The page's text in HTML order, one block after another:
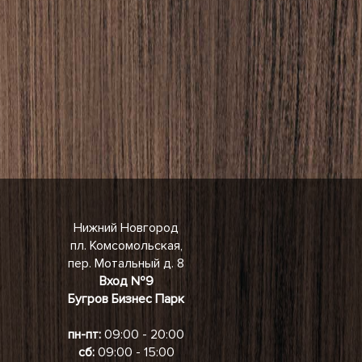
Нижний Новгород
пл. Комсомольская,
пер. Мотальный д. 8
Вход №9
Бугров Бизнес Парк
пн-пт: 09:00 - 20:00
сб:09:00 - 15:00